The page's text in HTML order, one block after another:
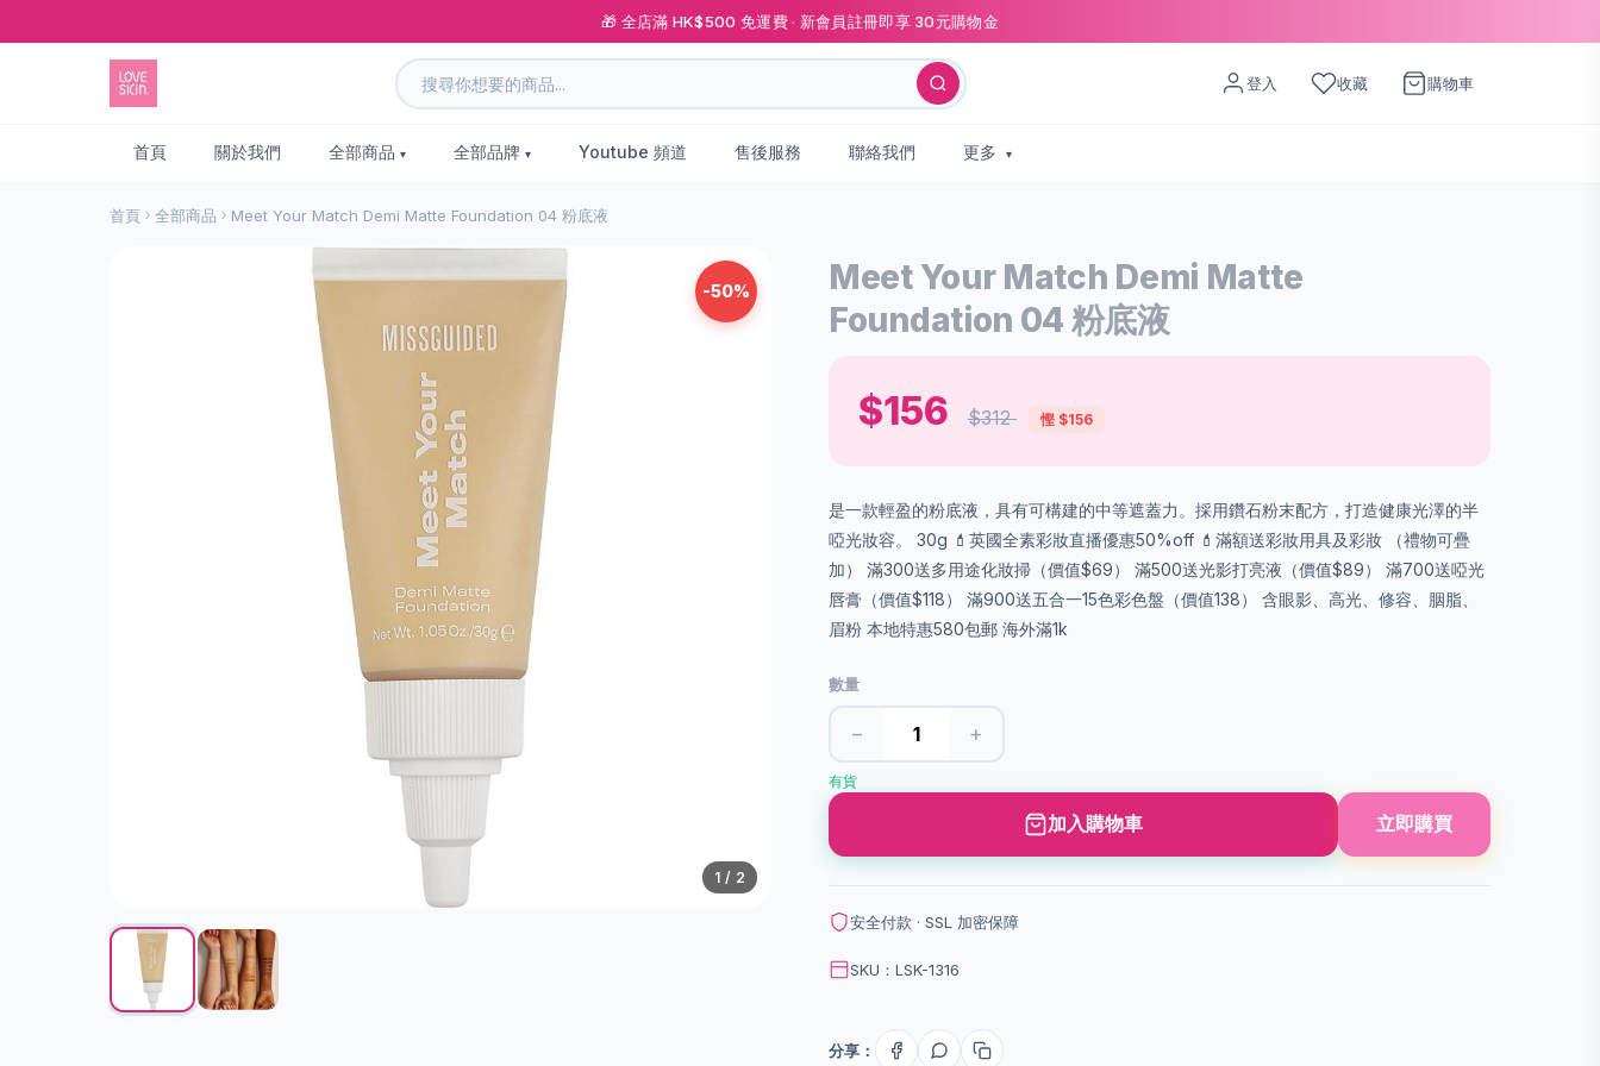
🎁 全店滿 HK$500 免運費 · 新會員註冊即享 30元購物金
登入 收藏 購物車
首頁 關於我們 全部商品 全部品牌 Youtube 頻道 售後服務 聯絡我們 更多
首頁 全部商品 Meet Your Match Demi Matte Foundation 04 粉底液
-50%
1 / 2
Meet Your Match Demi Matte
Foundation 04 粉底液
$156 $312 慳 $156
是一款輕盈的粉底液，具有可構建的中等遮蓋力。採用鑽石粉末配方，打造健康光澤的半
啞光妝容。 30g 💄英國全素彩妝直播優惠50%off 💄滿額送彩妝用具及彩妝 （禮物可疊
加） 滿300送多用途化妝掃（價值$69） 滿500送光影打亮液（價值$89） 滿700送啞光
唇膏（價值$118） 滿900送五合一15⾊彩⾊盤（價值138） 含眼影、高光、修容、胭脂、
眉粉 本地特惠580包郵 海外滿1k
數量
− +
有貨
加入購物車 立即購買
安全付款 · SSL 加密保障
SKU：LSK-1316
分享：